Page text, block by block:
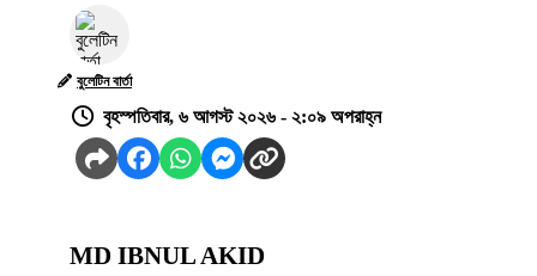
বুলেটিন বার্তা
বৃহস্পতিবার, ৬ আগস্ট ২০২৬ - ২:০৯ অপরাহ্ন
MD IBNUL AKID